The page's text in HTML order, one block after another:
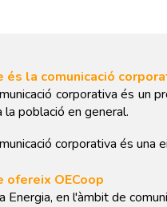
és la comunicació
corporativa és un
la població en general.
corporativa és una
ofereix OECoop
Energia, en l'àmbit de